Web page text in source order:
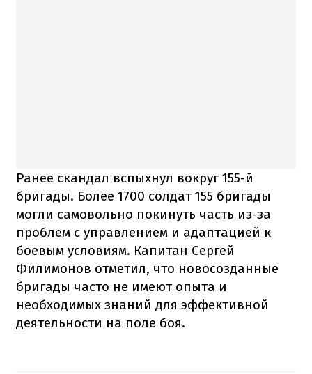
Ранее скандал вспыхнул вокруг 155-й
бригады. Более 1700 солдат 155 бригады
могли самовольно покинуть часть из-за
проблем с управлением и адаптацией к
боевым условиям. Капитан Сергей
Филимонов отметил, что новосозданные
бригады часто не имеют опыта и
необходимых знаний для эффективной
деятельности на поле боя.